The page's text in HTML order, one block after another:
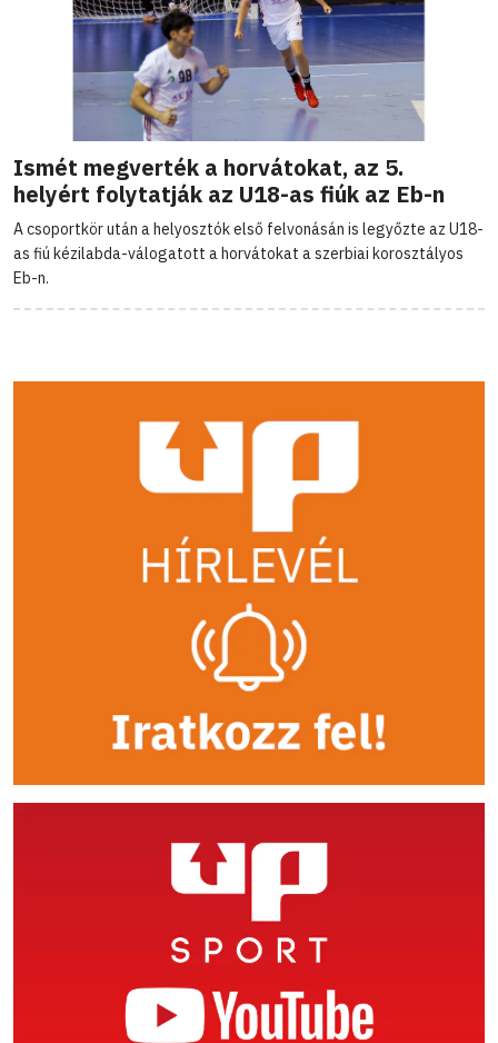
Ismét megverték a horvátokat, az 5.
helyért folytatják az U18-as fiúk az Eb-n
A csoportkör után a helyosztók első felvonásán is legyőzte az U18-
as fiú kézilabda-válogatott a horvátokat a szerbiai korosztályos
Eb-n.